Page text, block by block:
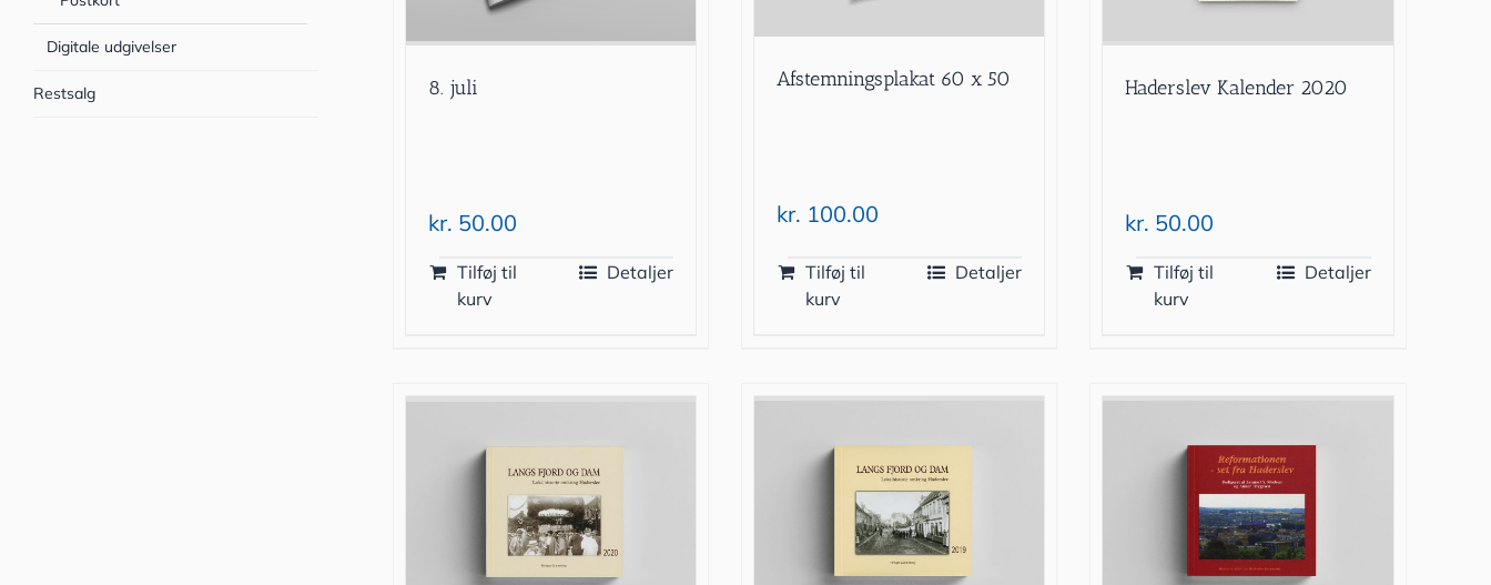
8. juli
kr. 50.00
Tilføj til
kurv
Detaljer
Afstemningsplakat 60 x 50
kr. 100.00
Tilføj til
kurv
Detaljer
Haderslev Kalender 2020
kr. 50.00
Tilføj til
kurv
Detaljer
Digitale udgivelser
Restsalg